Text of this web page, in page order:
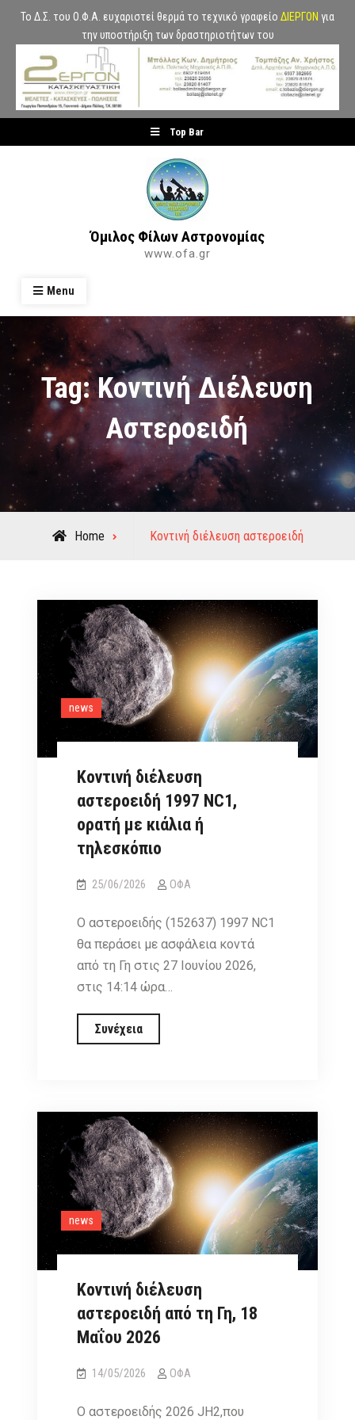
Το Δ.Σ. του Ο.Φ.Α. ευχαριστεί θερμά το τεχνικό γραφείο ΔΙΕΡΓΟΝ για
την υποστήριξη των δραστηριοτήτων του
to
Top Bar
Όμιλος Φίλων Αστρονομίας
www.ofa.gr
Menu
Tag:Κοντινή Διέλευση
Αστεροειδή
Home
Posts
Κοντινή διέλευση αστεροειδή
news
Κοντινή διέλευση
αστεροειδή 1997 NC1,
ορατή με κιάλια ή
τηλεσκόπιο
25/06/2026 ΟΦΑ
Ο αστεροειδής (152637) 1997 NC1
θα περάσει με ασφάλεια κοντά
από τη Γη στις 27 Ιουνίου 2026,
στις 14:14 ώρα…
ΣυνέχειαΚοντινή
NC1,
ορατή
με
κιάλια
ή
τηλεσκόπιο
news
Κοντινή διέλευση
αστεροειδή από τη Γη, 18
Μαΐου 2026
14/05/2026 ΟΦΑ
Ο αστεροειδής 2026 JH2,που